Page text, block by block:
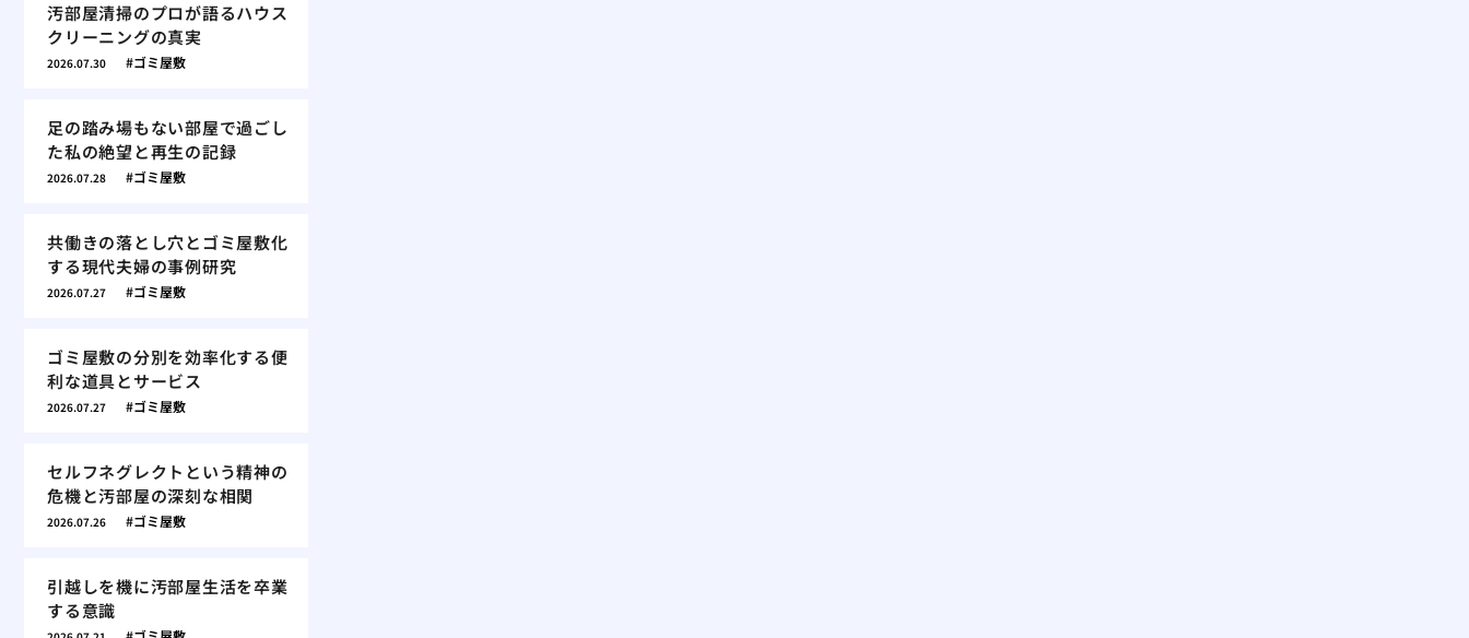
汚部屋清掃のプロが語るハウス
クリーニングの真実
2026.07.30 ゴミ屋敷
足の踏み場もない部屋で過ごし
た私の絶望と再生の記録
2026.07.28 ゴミ屋敷
共働きの落とし穴とゴミ屋敷化
する現代夫婦の事例研究
2026.07.27 ゴミ屋敷
ゴミ屋敷の分別を効率化する便
利な道具とサービス
2026.07.27 ゴミ屋敷
セルフネグレクトという精神の
危機と汚部屋の深刻な相関
2026.07.26 ゴミ屋敷
引越しを機に汚部屋生活を卒業
する意識